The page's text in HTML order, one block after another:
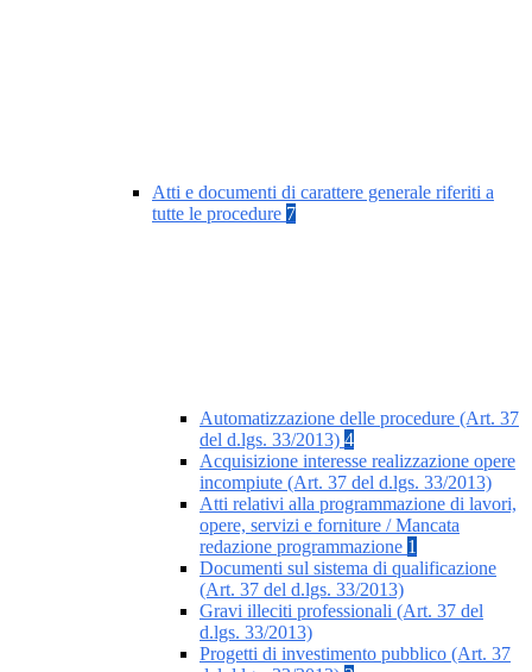
Atti e documenti di carattere generale riferiti a
tutte le procedure 7
Automatizzazione delle procedure (Art. 37
del d.lgs. 33/2013) 4
Acquisizione interesse realizzazione opere
incompiute (Art. 37 del d.lgs. 33/2013)
Atti relativi alla programmazione di lavori,
opere, servizi e forniture / Mancata
redazione programmazione 1
Documenti sul sistema di qualificazione
(Art. 37 del d.lgs. 33/2013)
Gravi illeciti professionali (Art. 37 del
d.lgs. 33/2013)
Progetti di investimento pubblico (Art. 37